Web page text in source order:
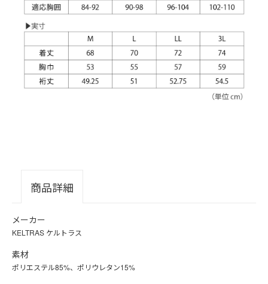
商品詳細
メーカー
KELTRAS ケルトラス
素材
ポリエステル85%、ポリウレタン15%